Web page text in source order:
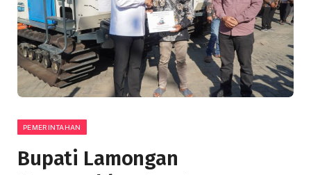
PEMERINTAHAN
Bupati Lamongan